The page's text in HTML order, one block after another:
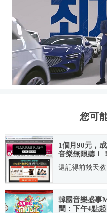
您可
1個月90元，
音樂無限聽！
電影、漫畫無
還記得前幾天
2009.09.19
韓國音樂盛事
間：下午4點